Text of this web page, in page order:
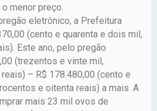
menor preço.
eletrônico, a Prefeitura
(cento e quarenta e dois mil,
Este ano, pelo pregão
(trezentos e vinte mil,
– R$ 178.480,00 (cento e
e oitenta reais) a mais. A
mais 23 mil ovos de